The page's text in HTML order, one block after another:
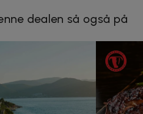
dealen så også på